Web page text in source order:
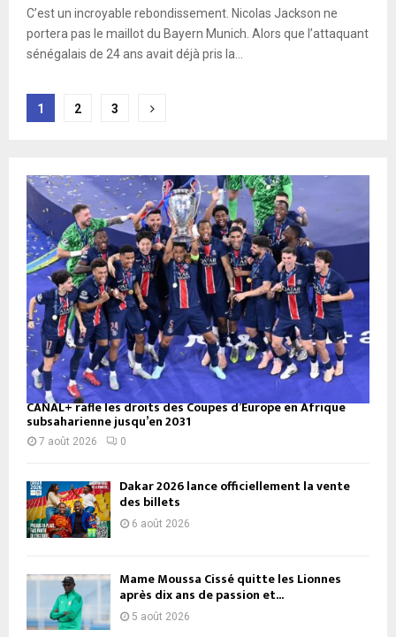
C’est un incroyable rebondissement. Nicolas Jackson ne
portera pas le maillot du Bayern Munich. Alors que l’attaquant
sénégalais de 24 ans avait déjà pris la...
Pagination
publications
1 2 3
CANAL+ rafle les droits des Coupes d’Europe en Afrique
subsaharienne jusqu’en 2031
7 août 2026 0
Dakar 2026 lance officiellement la vente
des billets
6 août 2026
Mame Moussa Cissé quitte les Lionnes
après dix ans de passion et...
5 août 2026